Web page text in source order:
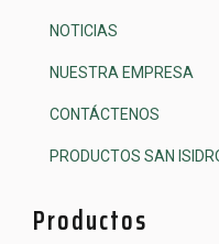
NOTICIAS
NUESTRA EMPRESA
CONTÁCTENOS
PRODUCTOS SAN
Productos